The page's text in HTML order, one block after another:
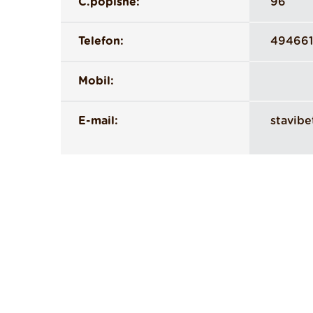
Telefon:
Mobil:
E-mail: